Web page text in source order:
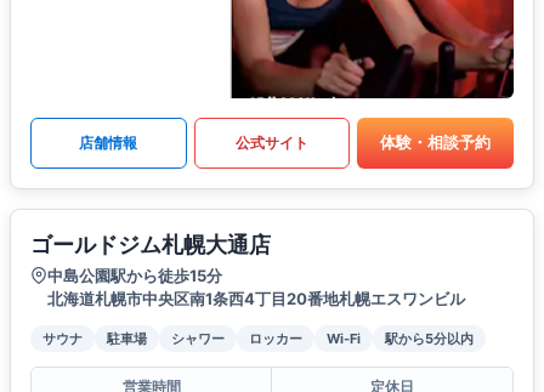
店舗情報 公式サイト 体験・相談予約
ゴールドジム札幌大通店
中島公園駅から徒歩15分
北海道札幌市中央区南1条西4丁目20番地札幌エスワンビル
サウナ 駐車場 シャワー ロッカー Wi-Fi 駅から5分以内
営業時間
定休日